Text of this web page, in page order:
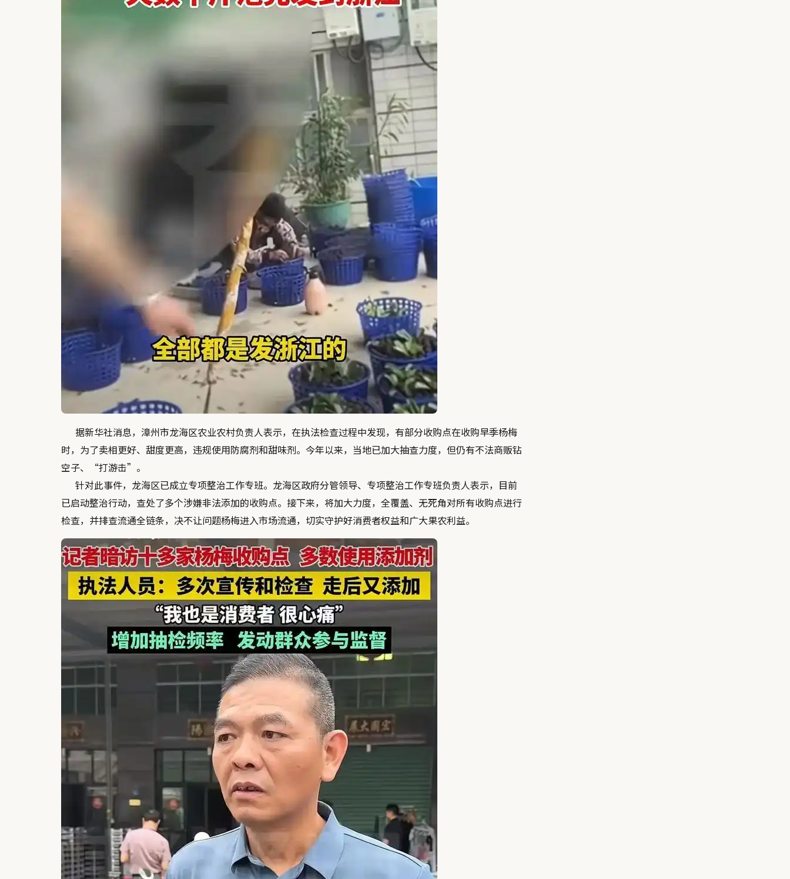
据新华社消息，漳州市龙海区农业农村负责人表示，在执法检查过程中发现，有部分收购点在收购早季杨梅
时，为了卖相更好、甜度更高， 违规使用防腐剂和甜味剂。今年以来，当地已加大抽查力度，但仍有不法商贩钻
空子、“打游击”。
针对此事件，龙海区已成立专项整治工作专班。龙海区政府分管领导、专项整治工作专班负责人表示，目前
已启动整治行动， 查处了多个涉嫌非法添加的收购点。接下来，将加大力度，全覆盖、无死角对所有收购点进行
检查，并排查流通全链条， 决不让问题杨梅进入市场流通，切实守护好消费者权益和广大果农利益。